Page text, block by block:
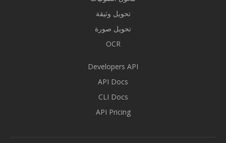
تحويل وثيقة
تحويل صورة
OCR
Developers API
API Docs
CLI Docs
API Pricing